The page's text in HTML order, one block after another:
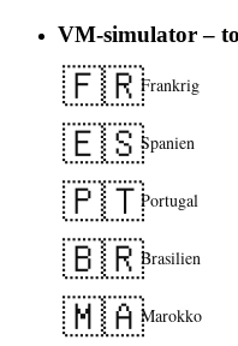
VM-simulator –
🇫🇷Frankrig
🇪🇸Spanien
🇵🇹Portugal
🇧🇷Brasilien
🇲🇦Marokko